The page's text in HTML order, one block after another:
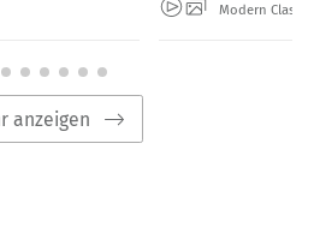
Modern Classic
anzeigen